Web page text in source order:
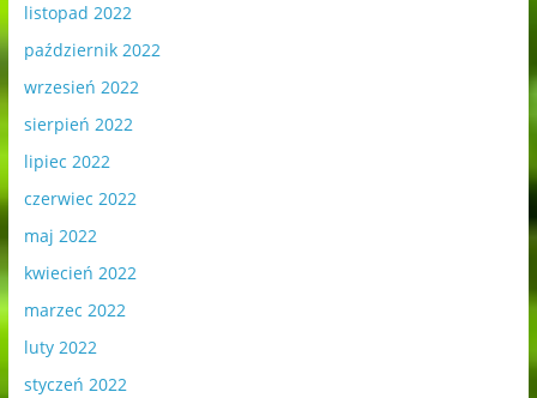
listopad 2022
październik 2022
wrzesień 2022
sierpień 2022
lipiec 2022
czerwiec 2022
maj 2022
kwiecień 2022
marzec 2022
luty 2022
styczeń 2022